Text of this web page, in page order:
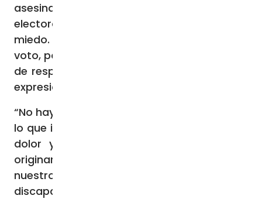
asesina empañó de sangre este proceso
electoral pero hoy el Ecuador ha vencido el
miedo. Las urnas se han cerrado. En cada
voto, por uno u otro candidato, hay un acto
de responsabilidad política y sobre todo la
expresión de un sueño”
“No hay ni ganadores ni perdedores cuando
lo que importa es la Patria, expresada en el
dolor y sufrimiento de nuestros pueblos
originarios, de nuestros niños y jóvenes, de
nuestros ancianos y personas con
discapacidad, de quiénes han dejado el